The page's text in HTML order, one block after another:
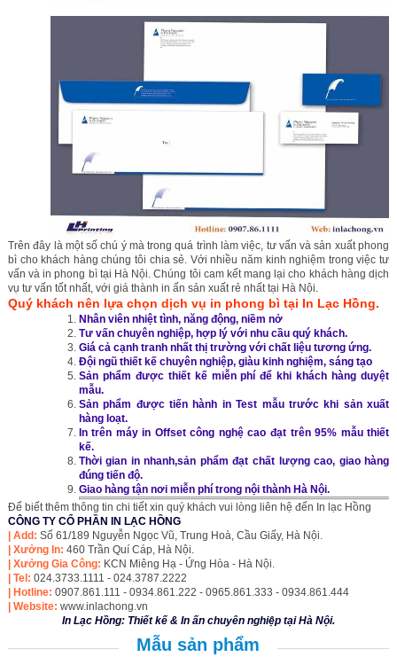
Trên đây là một số chú ý mà trong quá trình làm việc, tư vấn và sản xuất phong
bì cho khách hàng chúng tôi chia sẻ. Với nhiều năm kinh nghiệm trong việc tư
vấn và in phong bì tại Hà Nội. Chúng tôi cam kết mang lại cho khách hàng dịch
vụ tư vấn tốt nhất, với giá thành in ấn sản xuất rẻ nhất tại Hà Nội.
Quý khách nên lựa chọn dịch vụ in phong bì tại In Lạc Hồng.
Nhân viên nhiệt tình, năng động, niềm nở
Tư vấn chuyên nghiệp, hợp lý với nhu cầu quý khách.
Giá cả cạnh tranh nhất thị trường với chất liệu tương ứng.
Đội ngũ thiết kế chuyên nghiệp, giàu kinh nghiệm, sáng tạo
Sản phẩm được thiết kế miễn phí để khi khách hàng duyệt
mẫu.
Sản phẩm được tiến hành in Test mẫu trước khi sản xuất
hàng loạt.
In trên máy in Offset công nghệ cao đạt trên 95% mẫu thiết
kế.
Thời gian in nhanh,sản phẩm đạt chất lượng cao, giao hàng
đúng tiến độ.
Giao hàng tận nơi miễn phí trong nội thành Hà Nội.
Để biết thêm thông tin chi tiết xin quý khách vui lòng liên hệ đến In lạc Hồng
CÔNG TY CỔ PHẦN IN LẠC HỒNG
Add: Số 61/189 Nguyễn Ngọc Vũ, Trung Hoà, Cầu Giấy, Hà Nội.
| Xưởng In: 460 Trần Quí Cáp, Hà Nội.
| Xưởng Gia Công: KCN Miêng Hạ - Ứng Hòa - Hà Nội.
| Tel: 024.3733.1111 - 024.3787.2222
| Hotline: 0907.861.111 - 0934.861.222 - 0965.861.333 - 0934.861.444
| Website: www.inlachong.vn
In Lạc Hồng: Thiết kế & In ấn chuyên nghiệp tại Hà Nội.
Mẫu sản phẩm